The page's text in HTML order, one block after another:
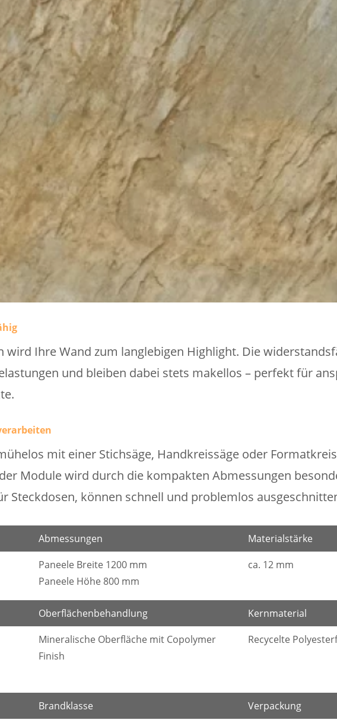
wird Ihre Wand zum langlebigen Highlight. Die
und bleiben dabei stets makellos – perfekt für
mit einer Stichsäge, Handkreissäge oder
Module wird durch die kompakten Abmessungen
Steckdosen, können schnell und problemlos
Abmessungen
Materialstärke
Paneele Breite 1200 mm
Paneele Höhe 800 mm
ca. 12 mm
Oberflächenbehandlung
Kernmaterial
Mineralische Oberfläche mit Copolymer
Finish
Recycelte
Brandklasse Verpackung